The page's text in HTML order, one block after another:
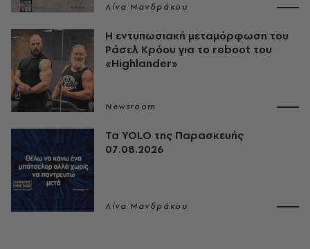
Λίνα Μανδράκου
Η εντυπωσιακή μεταμόρφωση του
Ράσελ Κρόου για το reboot του
«Highlander»
Newsroom
Τα YOLO της Παρασκευής
07.08.2026
Λίνα Μανδράκου